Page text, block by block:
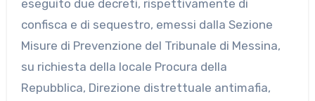
eseguito due decreti, rispettivamente di
confisca e di sequestro, emessi dalla Sezione
Misure di Prevenzione del Tribunale di Messina,
su richiesta della locale Procura della
Repubblica, Direzione distrettuale antimafia,